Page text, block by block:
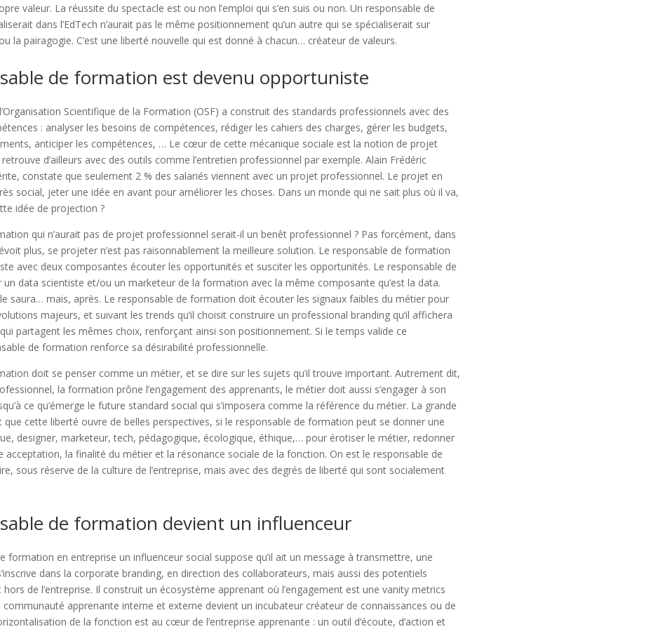
valeur. La réussite du spectacle est ou non l’emploi qui s’en suis ou non. Un responsable de
dans l’EdTech n’aurait pas le même positionnement qu’un autre qui se spécialiserait sur
la pairagogie. C’est une liberté nouvelle qui est donné à chacun… créateur de valeurs.
de formation est devenu opportuniste
Scientifique de la Formation (OSF) a construit des standards professionnels avec des
: analyser les besoins de compétences, rédiger les cahiers des charges, gérer les budgets,
anticiper les compétences, … Le cœur de cette mécanique sociale est la notion de projet
d’ailleurs avec des outils comme l’entretien professionnel par exemple. Alain Frédéric
constate que seulement 2 % des salariés viennent avec un projet professionnel. Le projet en
social, jeter une idée en avant pour améliorer les choses. Dans un monde qui ne sait plus où il va,
idée de projection ?
qui n’aurait pas de projet professionnel serait-il un benêt professionnel ? Pas forcément, dans
plus, se projeter n’est pas raisonnablement la meilleure solution. Le responsable de formation
avec deux composantes écouter les opportunités et susciter les opportunités. Le responsable de
data scientiste et/ou un marketeur de la formation avec la même composante qu’est la data.
le saura… mais, après. Le responsable de formation doit écouter les signaux faibles du métier pour
majeurs, et suivant les trends qu’il choisit construire un professional branding qu’il affichera
partagent les mêmes choix, renforçant ainsi son positionnement. Si le temps valide ce
de formation renforce sa désirabilité professionnelle.
doit se penser comme un métier, et se dire sur les sujets qu’il trouve important. Autrement dit,
la formation prône l’engagement des apprenants, le métier doit aussi s’engager à son
ce qu’émerge le future standard social qui s’imposera comme la référence du métier. La grande
que cette liberté ouvre de belles perspectives, si le responsable de formation peut se donner une
designer, marketeur, tech, pédagogique, écologique, éthique,… pour érotiser le métier, redonner
acceptation, la finalité du métier et la résonance sociale de la fonction. On est le responsable de
sous réserve de la culture de l’entreprise, mais avec des degrés de liberté qui sont socialement
de formation devient un influenceur
formation en entreprise un influenceur social suppose qu’il ait un message à transmettre, une
dans la corporate branding, en direction des collaborateurs, mais aussi des potentiels
de l’entreprise. Il construit un écosystème apprenant où l’engagement est une vanity metrics
apprenante interne et externe devient un incubateur créateur de connaissances ou de
de la fonction est au cœur de l’entreprise apprenante : un outil d’écoute, d’action et